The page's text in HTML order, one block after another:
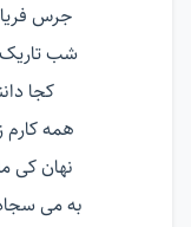
جرس
شب تاریک
کجا
همه کارم
نهان کی
به می